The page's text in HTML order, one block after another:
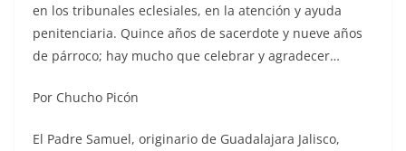
en los tribunales eclesiales, en la atención y ayuda
penitenciaria. Quince años de sacerdote y nueve años
de párroco; hay mucho que celebrar y agradecer…
Por Chucho Picón
El Padre Samuel, originario de Guadalajara Jalisco,